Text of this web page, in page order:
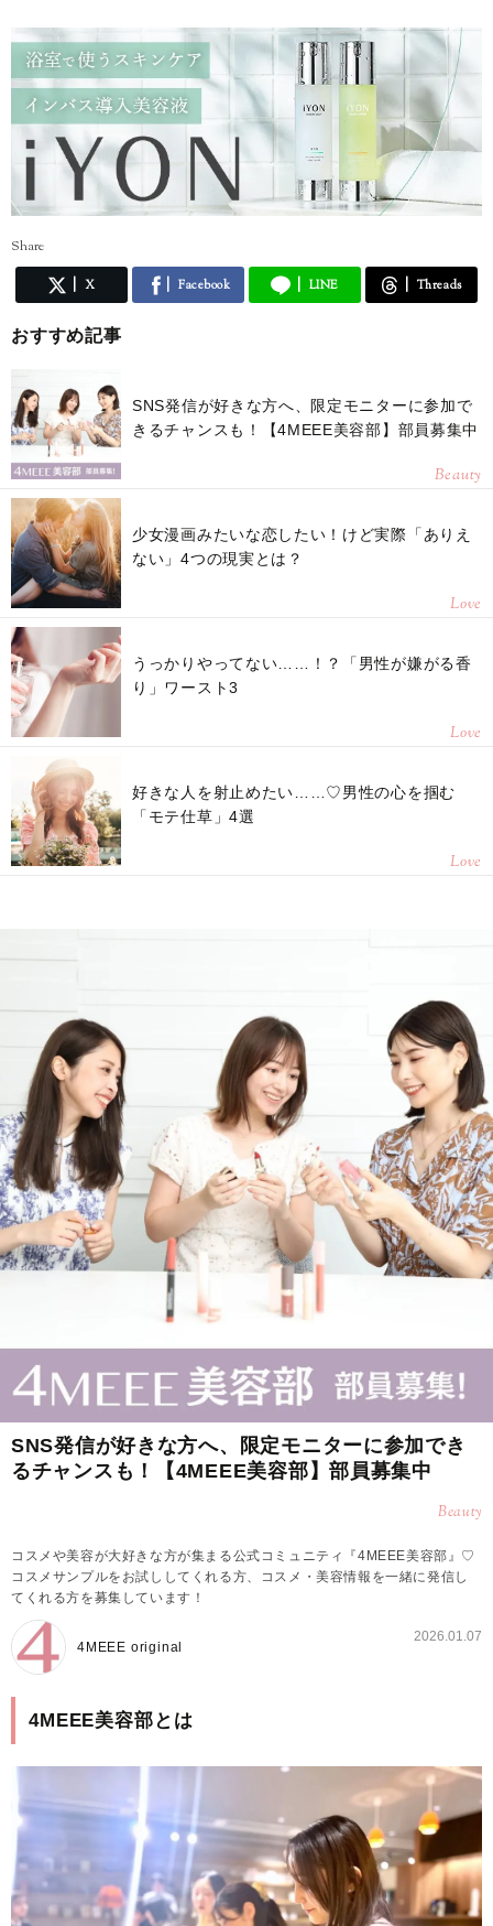
Share
X Facebook LINE Threads
おすすめ記事
SNS発信が好きな方へ、限定モニターに参加で
きるチャンスも！【4MEEE美容部】部員募集中
Beauty
少女漫画みたいな恋したい！けど実際「ありえ
ない」4つの現実とは？
Love
うっかりやってない……！？「男性が嫌がる香
り」ワースト3
Love
好きな人を射止めたい……♡男性の心を掴む
「モテ仕草」4選
Love
SNS発信が好きな方へ、限定モニターに参加でき
るチャンスも！【4MEEE美容部】部員募集中
Beauty
コスメや美容が大好きな方が集まる公式コミュニティ『4MEEE美容部』♡
コスメサンプルをお試ししてくれる方、コスメ・美容情報を一緒に発信し
てくれる方を募集しています！
4MEEE original
2026.01.07
4MEEE美容部とは